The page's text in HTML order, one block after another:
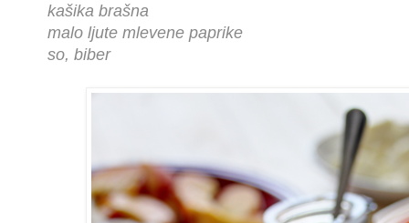
kašika brašna
malo ljute mlevene paprike
so, biber